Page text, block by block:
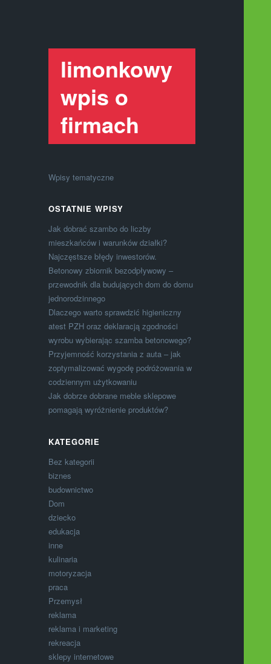
limonkowy
wpis o
firmach
Wpisy tematyczne
OSTATNIE WPISY
Jak dobrać szambo do liczby
mieszkańców i warunków działki?
Najczęstsze błędy inwestorów.
Betonowy zbiornik bezodpływowy –
przewodnik dla budujących dom do domu
jednorodzinnego
Dlaczego warto sprawdzić higieniczny
atest PZH oraz deklaracją zgodności
wyrobu wybierając szamba betonowego?
Przyjemność korzystania z auta – jak
zoptymalizować wygodę podróżowania w
codziennym użytkowaniu
Jak dobrze dobrane meble sklepowe
pomagają wyróżnienie produktów?
KATEGORIE
Bez kategorii
biznes
budownictwo
Dom
dziecko
edukacja
inne
kulinaria
motoryzacja
praca
Przemysł
reklama
reklama i marketing
rekreacja
sklepy internetowe